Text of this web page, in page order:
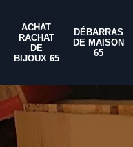
ACHAT
RACHAT
DE
BIJOUX 65
DÉBARRAS
DE MAISON
65